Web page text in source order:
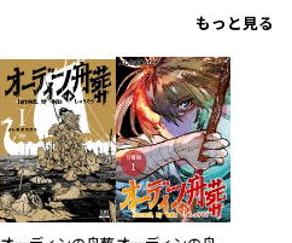
もっと見る